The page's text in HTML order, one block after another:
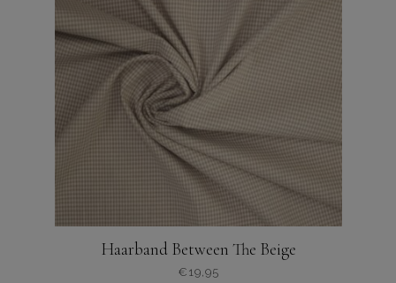
Haarband Between The Beige
€ 19,95